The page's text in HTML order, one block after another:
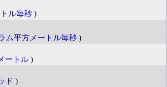
ル毎秒 )
ム平方メートル毎秒 )
ートル )
ド )